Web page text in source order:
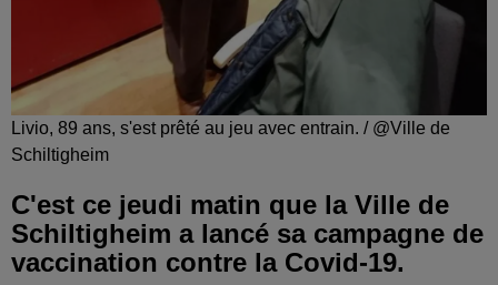
Livio, 89 ans, s'est prêté au jeu avec entrain. / @Ville de
Schiltigheim
C'est ce jeudi matin que la Ville de
Schiltigheim a lancé sa campagne de
vaccination contre la Covid-19.